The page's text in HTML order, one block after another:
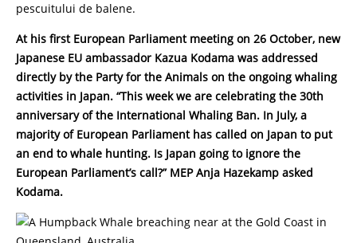
pescuitului de balene.
At his first European Parliament meeting on 26 October, new
Japanese EU ambassador Kazua Kodama was addressed
directly by the Party for the Animals on the ongoing whaling
activities in Japan. “This week we are celebrating the 30th
anniversary of the International Whaling Ban. In July, a
majority of European Parliament has called on Japan to put
an end to whale hunting. Is Japan going to ignore the
European Parliament’s call?” MEP Anja Hazekamp asked
Kodama.